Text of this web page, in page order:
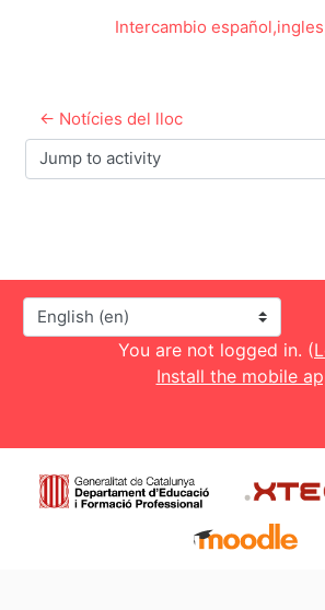
Intercambio
← Notícies del lloc
Jump to activity
Language
You are not logged in. (
Install the mobile